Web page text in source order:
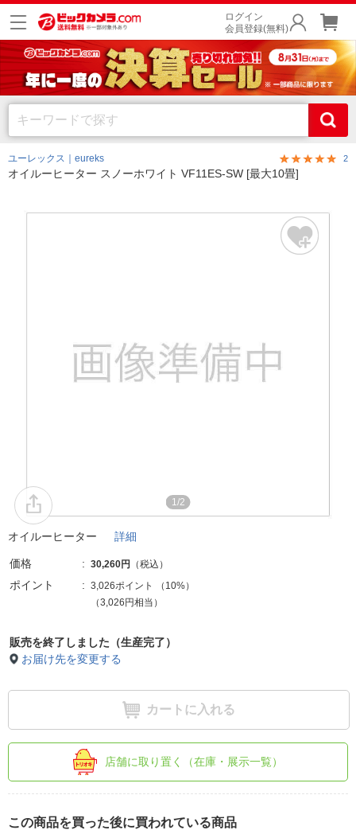
ログイン
会員登録(無料)
ユーレックス｜eureks 2
オイルーヒーター スノーホワイト VF11ES-SW [最大10畳]
1/2
オイルーヒーター 詳細
価格 30,260円 （税込）
ポイント 3,026ポイント （ 10%）
（3,026円相当）
販売を終了しました（生産完了）
お届け先を変更する
カートに入れる
店舗に取り置く（在庫・展示一覧）
この商品を買った後に買われている商品